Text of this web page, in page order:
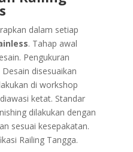
dalam setiap
. Tahap awal
Pengukuran
disesuaikan
di workshop
ketat. Standar
dilakukan dengan
sesuai kesepakatan.
Railing Tangga.